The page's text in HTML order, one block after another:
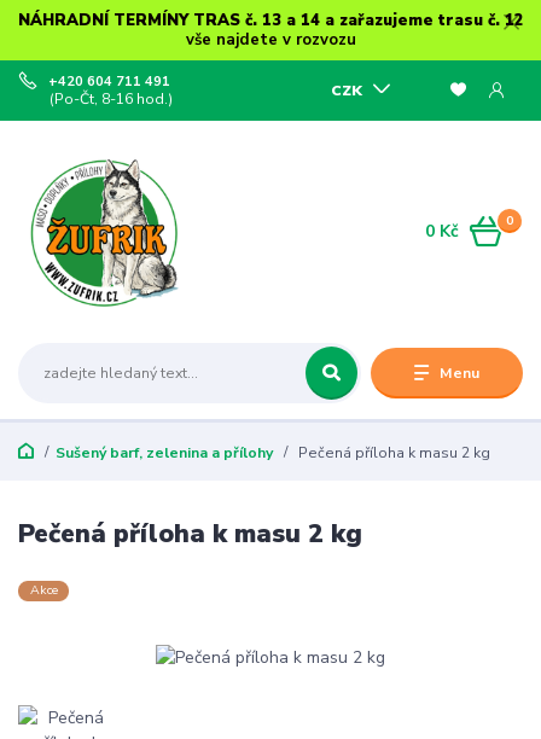
NÁHRADNÍ TERMÍNY TRAS č. 13 a 14 a zařazujeme trasu č. 12
vše najdete v rozvozu
Menu
CZK
+420 604 711 491
(Po-Čt, 8-16 hod.)
0
0 Kč
Sušený barf, zelenina a přílohy Pečená příloha k masu 2 kg
Pečená příloha k masu 2 kg
Akce